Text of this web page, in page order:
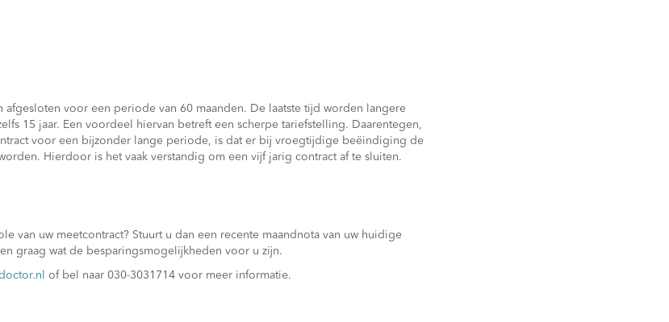
afgesloten voor een periode van 60 maanden. De laatste tijd worden langere
15 jaar. Een voordeel hiervan betreft een scherpe tariefstelling. Daarentegen,
voor een bijzonder lange periode, is dat er bij vroegtijdige beëindiging de
Hierdoor is het vaak verstandig om een vijf jarig contract af te sluiten.
van uw meetcontract? Stuurt u dan een recente maandnota van uw huidige
graag wat de besparingsmogelijkheden voor u zijn.
of bel naar 030-3031714 voor meer informatie.